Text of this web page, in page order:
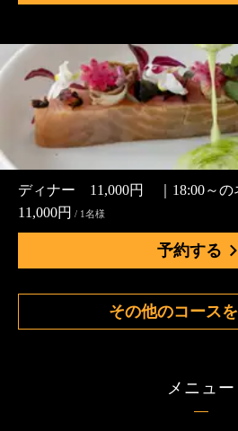
ディナー 11,000円 ｜18:00～の
11,000円 / 1名様
予約する
その他のコース
メニュー